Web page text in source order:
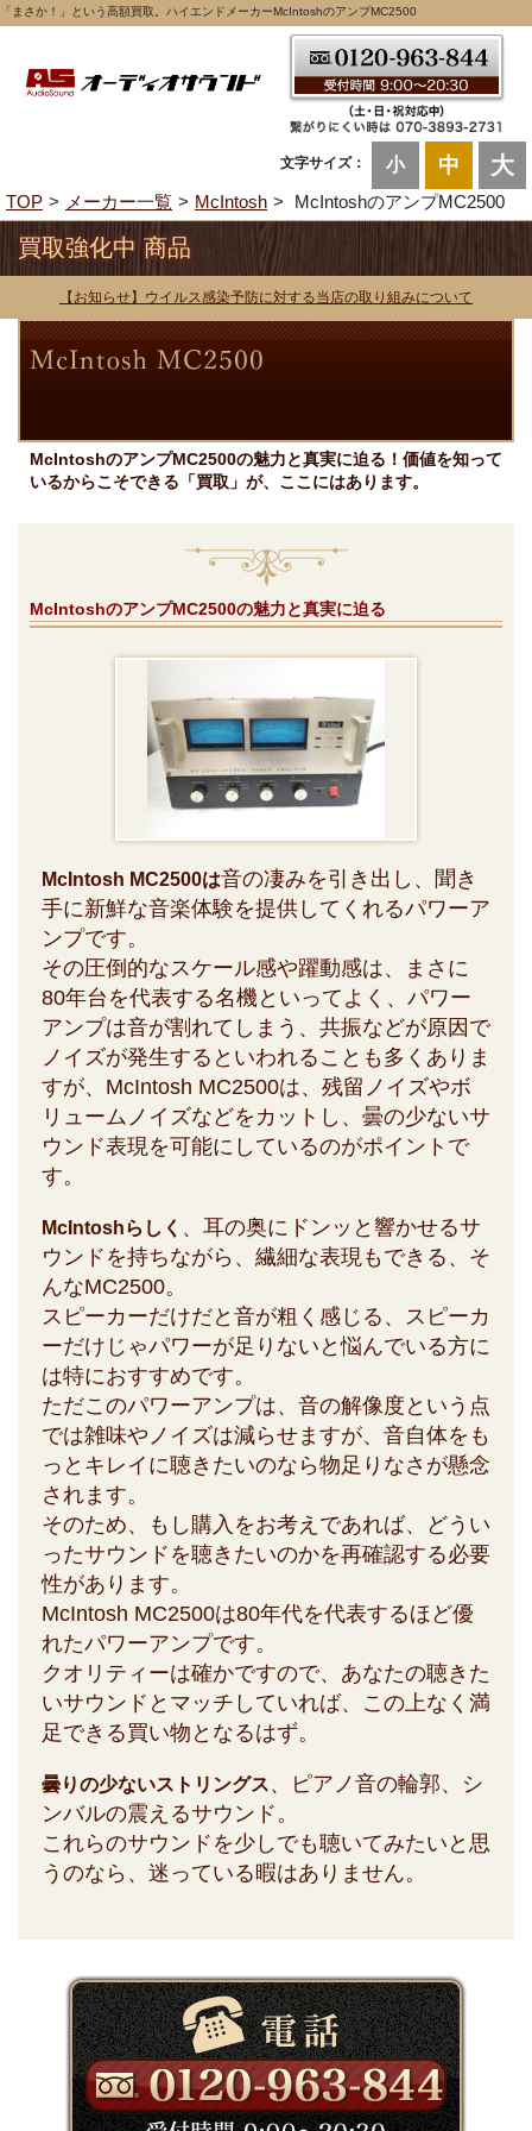
「まさか！」という高額買取。ハイエンドメーカーMcIntoshのアンプMC2500
文字サイズ： 小 中 大
TOP メーカー一覧 McIntosh McIntoshのアンプMC2500
買取強化中 商品
【お知らせ】ウイルス感染予防に対する当店の取り組みについて
McIntoshのアンプMC2500の魅力と真実に迫る！価値を知って
いるからこそできる「買取」が、ここにはあります。
McIntoshのアンプMC2500の魅力と真実に迫る
McIntosh MC2500は音の凄みを引き出し、聞き
手に新鮮な音楽体験を提供してくれるパワーア
ンプです。
その圧倒的なスケール感や躍動感は、まさに
80年台を代表する名機といってよく、パワー
アンプは音が割れてしまう、共振などが原因で
ノイズが発生するといわれることも多くありま
すが、McIntosh MC2500は、残留ノイズやボ
リュームノイズなどをカットし、曇の少ないサ
ウンド表現を可能にしているのがポイントで
す。
McIntoshらしく 、耳の奥にドンッと響かせるサ
ウンドを持ちながら、繊細な表現もできる、そ
んなMC2500。
スピーカーだけだと音が粗く感じる、スピーカ
ーだけじゃパワーが足りないと悩んでいる方に
は特におすすめです。
ただこのパワーアンプは、音の解像度という点
では雑味やノイズは減らせますが、音自体をも
っとキレイに聴きたいのなら物足りなさが懸念
されます。
そのため、もし購入をお考えであれば、どうい
ったサウンドを聴きたいのかを再確認する必要
性があります。
McIntosh MC2500は80年代を代表するほど優
れたパワーアンプです。
クオリティーは確かですので、あなたの聴きた
いサウンドとマッチしていれば、この上なく満
足できる買い物となるはず。
曇りの少ないストリングス、ピアノ音の輪郭、シ
ンバルの震えるサウンド。
これらのサウンドを少しでも聴いてみたいと思
うのなら、迷っている暇はありません。